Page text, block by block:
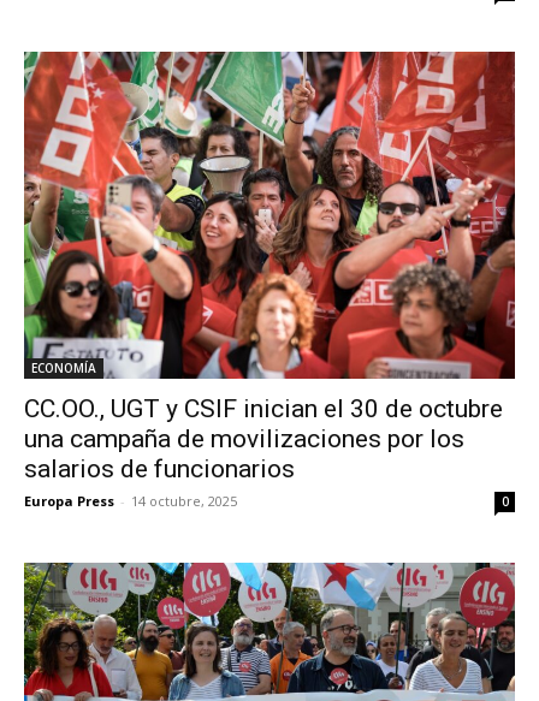
ECONOMÍA
CC.OO., UGT y CSIF inician el 30 de octubre
una campaña de movilizaciones por los
salarios de funcionarios
Europa Press - 14 octubre, 2025 0